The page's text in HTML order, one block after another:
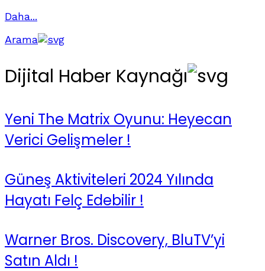
Daha...
Arama
Dijital Haber Kaynağı
Yeni The Matrix Oyunu: Heyecan
Verici Gelişmeler !
Güneş Aktiviteleri 2024 Yılında
Hayatı Felç Edebilir !
Warner Bros. Discovery, BluTV’yi
Satın Aldı !